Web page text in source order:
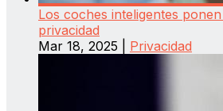
Los coches inteligentes
privacidad
Mar 18, 2025
Privacidad